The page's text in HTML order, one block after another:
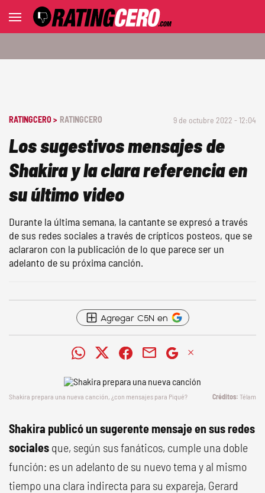
RATINGCERO > RATINGCERO 9 de octubre 2022 - 12:04
Los sugestivos mensajes de
Shakira y la clara referencia en
su último video
Durante la última semana, la cantante se expresó a través
de sus redes sociales a través de crípticos posteos, que se
aclararon con la publicación de lo que parece ser un
adelanto de su próxima canción.
Agregar C5N en
Shakira prepara una nueva canción, ¿con mensajes para Piqué? Télam
Shakira publicó un sugerente mensaje en sus redes
sociales que, según sus fanáticos, cumple una doble
función: es un adelanto de su nuevo tema y al mismo
tiempo una clara indirecta para su expareja, Gerard